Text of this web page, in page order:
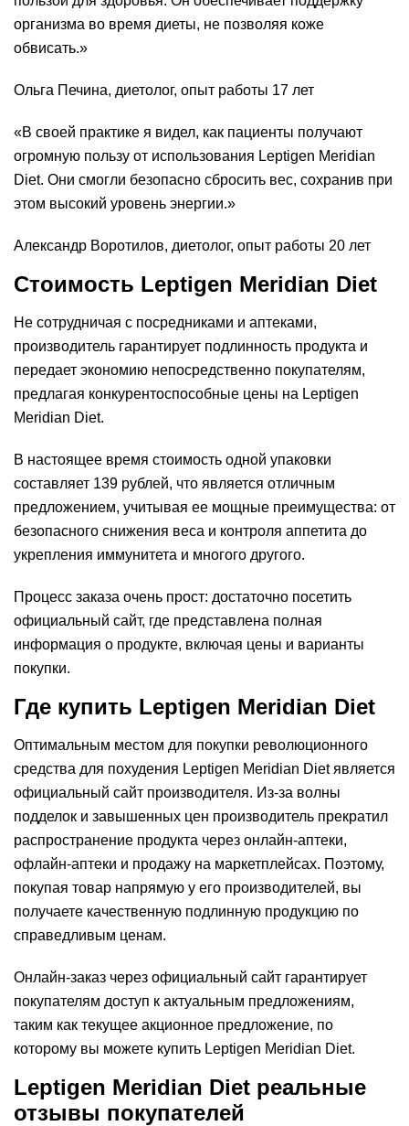
организма во время диеты, не позволяя коже
обвисать.»
Ольга Печина, диетолог, опыт работы 17 лет
«В своей практике я видел, как пациенты получают
огромную пользу от использования Leptigen Meridian
Diеt. Они смогли безопасно сбросить вес, сохранив при
этом высокий уровень энергии.»
Александр Воротилов, диетолог, опыт работы 20 лет
Стоимость Leptigen Meridian Diеt
Не сотрудничая с посредниками и аптеками,
производитель гарантирует подлинность продукта и
передает экономию непосредственно покупателям,
предлагая конкурентоспособные цены на Leptigen
Meridian Diеt.
В настоящее время стоимость одной упаковки
составляет 139 рублей, что является отличным
предложением, учитывая ее мощные преимущества: от
безопасного снижения веса и контроля аппетита до
укрепления иммунитета и многого другого.
Процесс заказа очень прост: достаточно посетить
официальный сайт, где представлена полная
информация о продукте, включая цены и варианты
покупки.
Где купить Leptigen Meridian Diеt
Оптимальным местом для покупки революционного
средства для похудения Leptigen Meridian Diеt является
официальный сайт производителя. Из-за волны
подделок и завышенных цен производитель прекратил
распространение продукта через онлайн-аптеки,
офлайн-аптеки и продажу на маркетплейсах. Поэтому,
покупая товар напрямую у его производителей, вы
получаете качественную подлинную продукцию по
справедливым ценам.
Онлайн-заказ через официальный сайт гарантирует
покупателям доступ к актуальным предложениям,
таким как текущее акционное предложение, по
которому вы можете купить Leptigen Meridian Diеt.
Leptigen Meridian Diеt реальные
отзывы покупателей